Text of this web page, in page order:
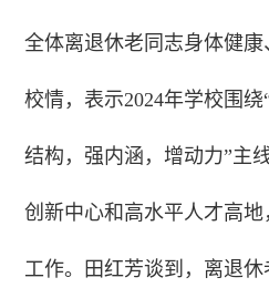
全体离退休老同志身体健
校情，表示2024年学校围
结构，强内涵，增动力”主
创新中心和高水平人才高地
工作。田红芳谈到，离退